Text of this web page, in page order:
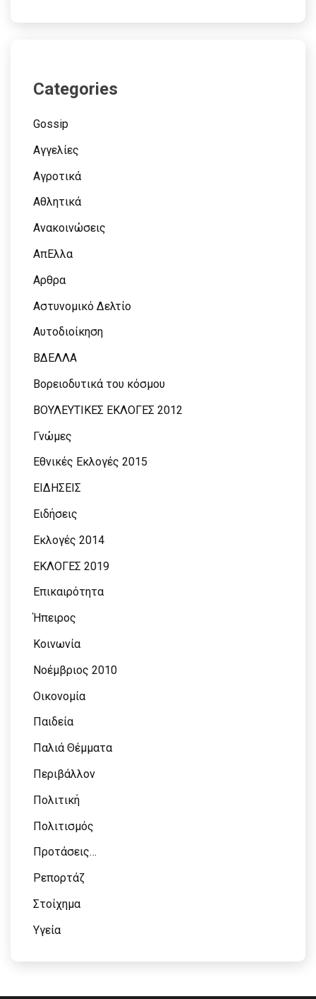
Categories
Gossip
Αγγελίες
Αγροτικά
Αθλητικά
Ανακοινώσεις
ΑπΕλλα
Αρθρα
Αστυνομικό Δελτίο
Αυτοδιοίκηση
ΒΔΕΛΛΑ
Βορειοδυτικά του κόσμου
ΒΟΥΛΕΥΤΙΚΕΣ ΕΚΛΟΓΕΣ 2012
Γνώμες
Εθνικές Εκλογές 2015
ΕΙΔΗΣΕΙΣ
Ειδήσεις
Εκλογές 2014
ΕΚΛΟΓΕΣ 2019
Επικαιρότητα
Ήπειρος
Κοινωνία
Νοέμβριος 2010
Οικονομία
Παιδεία
Παλιά Θέμματα
Περιβάλλον
Πολιτική
Πολιτισμός
Προτάσεις…
Ρεπορτάζ
Στοίχημα
Υγεία